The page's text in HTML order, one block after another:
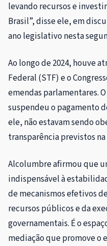
levando recursos e
Brasil”, disse ele, em
ano legislativo nesta
Ao longo de 2024, houve
Federal (STF) e o
emendas parlamentares.
suspendeu o pagamento
ele, não estavam sendo
transparência previstos
Alcolumbre afirmou que
indispensável à
de mecanismos efetivos
recursos públicos e da
governamentais. É o
mediação que promove